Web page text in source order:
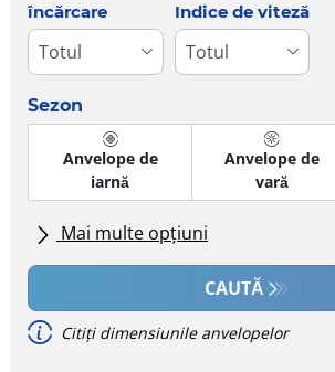
încărcare
Indice de viteză
Sezon
Anvelope de
iarnă
Anvelope de
vară
Mai multe opțiuni
Toate mărcile
CAUTĂ
Citiți dimensiunile anvelopelor